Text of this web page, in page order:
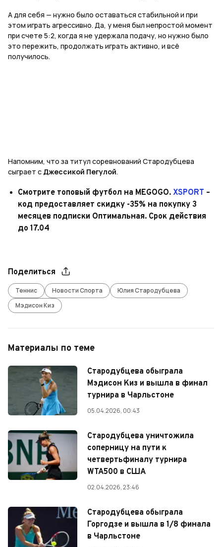
А для себя — нужно было оставаться стабильной и при
этом играть агрессивно. Да, у меня был непростой момент
при счете 5:2, когда я не удержала подачу, но нужно было
это пережить, продолжать играть активно, и всё
получилось.
Напомним, что за титул соревнований Стародубцева
сыграет с Джессикой Пегулой.
Смотрите топовый футбол на MEGOGO. XSPORT –
код предоставляет скидку -35% на покупку 3
месяцев подписки Оптимальная. Срок действия
до 17.04
Поделиться
Теннис Новости Спорта
Юлия Стародубцева
Мэдисон Киз
Материалы по теме
Стародубцева обыграла
Мэдисон Киз и вышла в финал
турнира в Чарльстоне
05.04.2026, 00:43
Стародубцева уничтожила
соперницу на пути к
четвертьфиналу турнира
WTA500 в США
02.04.2026, 23:46
Стародубцева обыграла
Горгодзе и вышла в 1/8 финала
в Чарльстоне